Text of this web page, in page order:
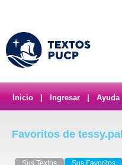
Inicio Ingresar Ayuda
Favoritos de